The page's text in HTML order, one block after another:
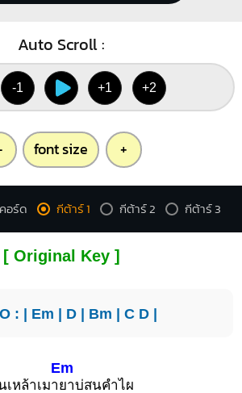
Auto Scroll :
-1 +1 +2
font size +
อร์ด กีต้าร์ 1 กีต้าร์ 2 กีต้าร์ 3
[ Original Key ]
: | Em | D | Bm | C D |
เหล้าเมา
Em
ยาบ่สนคำไผ